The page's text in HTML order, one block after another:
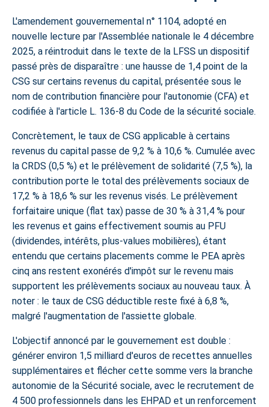
L'amendement gouvernemental n° 1104, adopté en
nouvelle lecture par l'Assemblée nationale le 4 décembre
2025, a réintroduit dans le texte de la LFSS un dispositif
passé près de disparaître : une hausse de 1,4 point de la
CSG sur certains revenus du capital, présentée sous le
nom de contribution financière pour l'autonomie (CFA) et
codifiée à l'article L. 136-8 du Code de la sécurité sociale.
Concrètement, le taux de CSG applicable à certains
revenus du capital passe de 9,2 % à 10,6 %. Cumulée avec
la CRDS (0,5 %) et le prélèvement de solidarité (7,5 %), la
contribution porte le total des prélèvements sociaux de
17,2 % à 18,6 % sur les revenus visés. Le prélèvement
forfaitaire unique (flat tax) passe de 30 % à 31,4 % pour
les revenus et gains effectivement soumis au PFU
(dividendes, intérêts, plus-values mobilières), étant
entendu que certains placements comme le PEA après
cinq ans restent exonérés d'impôt sur le revenu mais
supportent les prélèvements sociaux au nouveau taux. À
noter : le taux de CSG déductible reste fixé à 6,8 %,
malgré l'augmentation de l'assiette globale.
L'objectif annoncé par le gouvernement est double :
générer environ 1,5 milliard d'euros de recettes annuelles
supplémentaires et flécher cette somme vers la branche
autonomie de la Sécurité sociale, avec le recrutement de
4 500 professionnels dans les EHPAD et un renforcement